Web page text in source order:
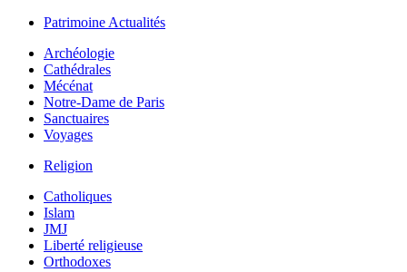
Patrimoine Actualités
Archéologie
Cathédrales
Mécénat
Notre-Dame de Paris
Sanctuaires
Voyages
Religion
Catholiques
Islam
JMJ
Liberté religieuse
Orthodoxes